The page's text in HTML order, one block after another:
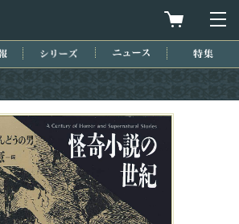
買物カゴを
近刊情報 シリーズ ニュース